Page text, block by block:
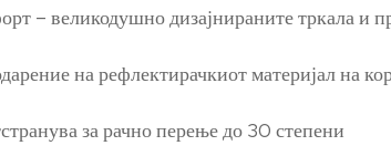
– великодушно дизајнираните тркала и
на рефлектирачкиот материјал на
за рачно перење до 30 степени